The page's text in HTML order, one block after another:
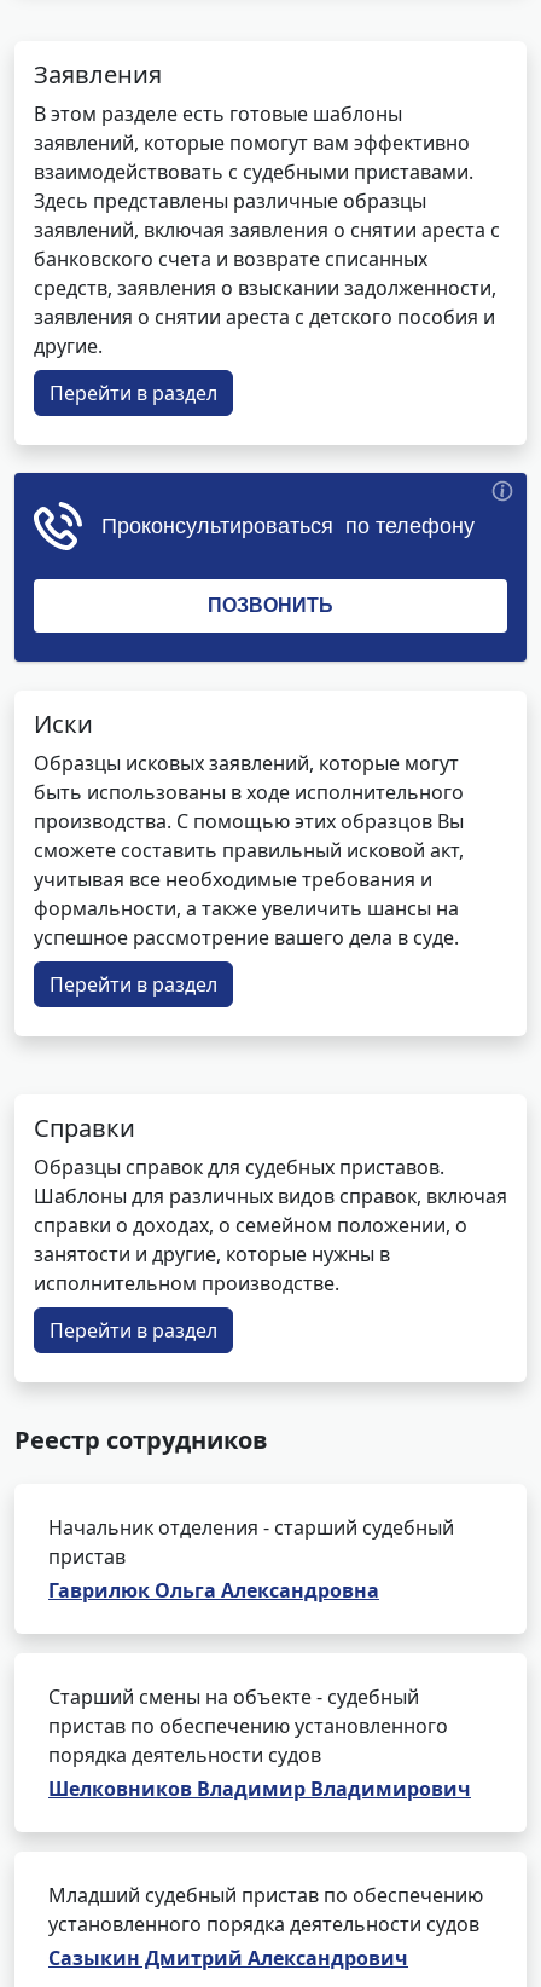
Заявления
В этом разделе есть готовые шаблоны
заявлений, которые помогут вам эффективно
взаимодействовать с судебными приставами.
Здесь представлены различные образцы
заявлений, включая заявления о снятии ареста с
банковского счета и возврате списанных
средств, заявления о взыскании задолженности,
заявления о снятии ареста с детского пособия и
другие.
Перейти в раздел
Иски
Образцы исковых заявлений, которые могут
быть использованы в ходе исполнительного
производства. С помощью этих образцов Вы
сможете составить правильный исковой акт,
учитывая все необходимые требования и
формальности, а также увеличить шансы на
успешное рассмотрение вашего дела в суде.
Перейти в раздел
Справки
Образцы справок для судебных приставов.
Шаблоны для различных видов справок, включая
справки о доходах, о семейном положении, о
занятости и другие, которые нужны в
исполнительном производстве.
Перейти в раздел
Реестр сотрудников
Начальник отделения - старший судебный
пристав
Гаврилюк Ольга Александровна
Старший смены на объекте - судебный
пристав по обеспечению установленного
порядка деятельности судов
Шелковников Владимир Владимирович
Младший судебный пристав по обеспечению
установленного порядка деятельности судов
Сазыкин Дмитрий Александрович